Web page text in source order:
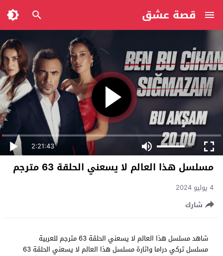
قصة عشق
2:21:43
مسلسل ‏هذا العالم لا يسعني الحلقة 63 مترجم
4 يوليو 2024
شارك
شاهد مسلسل ‏هذا العالم لا يسعني الحلقة 63 مترجم للعربية
مسلسل تركي دراما واثارة مسلسل ‏هذا العالم لا يسعني الحلقة 63